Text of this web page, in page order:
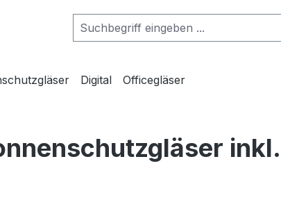
Digital Officegläser